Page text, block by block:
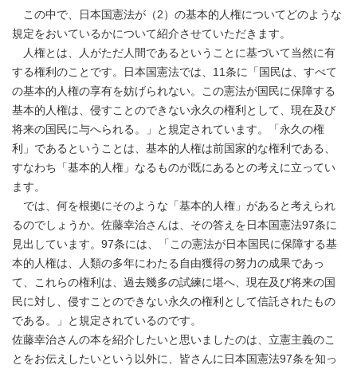
この中で、日本国憲法が（2）の基本的人権についてどのような
規定をおいているかについて紹介させていただきます。
人権とは、人がただ人間であるということに基づいて当然に有
する権利のことです。日本国憲法では、11条に「国民は、すべて
の基本的人権の享有を妨げられない。この憲法が国民に保障する
基本的人権は、侵すことのできない永久の権利として、現在及び
将来の国民に与へられる。」と規定されています。「永久の権
利」であるということは、基本的人権は前国家的な権利である、
すなわち「基本的人権」なるものが既にあるとの考えに立ってい
ます。
では、何を根拠にそのような「基本的人権」があると考えられ
るのでしょうか。佐藤幸治さんは、その答えを日本国憲法97条に
見出しています。97条には、「この憲法が日本国民に保障する基
本的人権は、人類の多年にわたる自由獲得の努力の成果であっ
て、これらの権利は、過去幾多の試練に堪へ、現在及び将来の国
民に対し、侵すことのできない永久の権利として信託されたもの
である。」と規定されているのです。
佐藤幸治さんの本を紹介したいと思いましたのは、立憲主義のこ
とをお伝えしたいという以外に、皆さんに日本国憲法97条を知っ